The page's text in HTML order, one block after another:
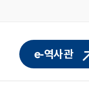
e-역사관